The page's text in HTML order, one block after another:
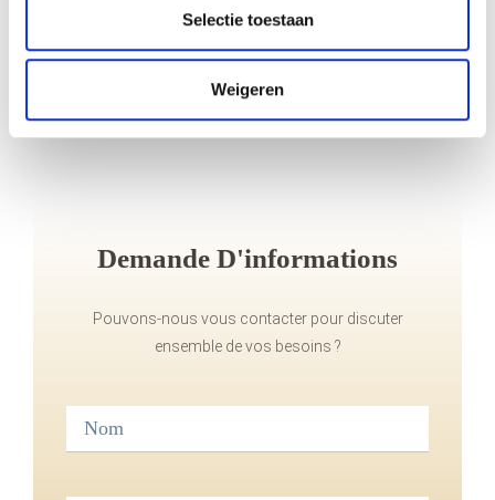
Selectie toestaan
Weigeren
Demande D'informations
Pouvons-nous vous contacter pour discuter
ensemble de vos besoins ?